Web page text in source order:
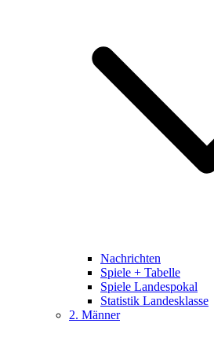
Nachrichten
Spiele + Tabelle
Spiele Landespokal
Statistik Landesklasse
2. Männer